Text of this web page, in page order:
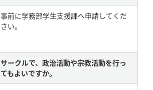
事前に学務部学生支援課へ申請してくだ
さい。
サークルで、政治活動や宗教活動を行っ
てもよいですか。